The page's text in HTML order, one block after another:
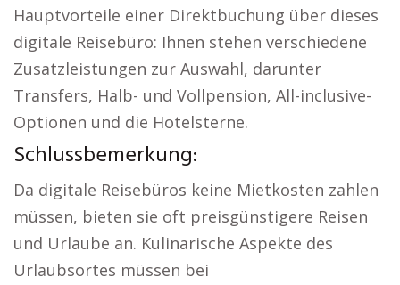
Hauptvorteile einer Direktbuchung über dieses
digitale Reisebüro: Ihnen stehen verschiedene
Zusatzleistungen zur Auswahl, darunter
Transfers, Halb- und Vollpension, All-inclusive-
Optionen und die Hotelsterne.
Schlussbemerkung:
Da digitale Reisebüros keine Mietkosten zahlen
müssen, bieten sie oft preisgünstigere Reisen
und Urlaube an. Kulinarische Aspekte des
Urlaubsortes müssen bei